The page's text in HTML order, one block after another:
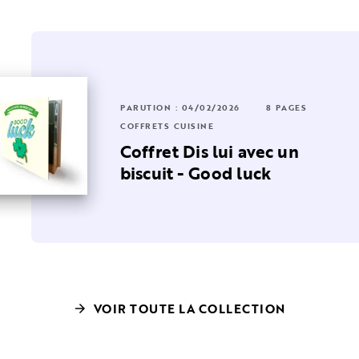
PAGES : 24/09/2025
16 PAGES
CUISINE
peluche brocoli anti
PARUTION : 04/02/2026
8 PAGES
COFFRETS CUISINE
Coffret Dis lui avec un
biscuit - Good luck
arrow_forward VOIR TOUTE LA COLLECTION